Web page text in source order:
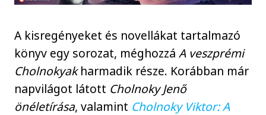
A kisregényeket és novellákat tartalmazó
könyv egy sorozat, méghozzá A veszprémi
Cholnokyakharmadik része. Korábban már
napvilágot látott Cholnoky Jenő
önéletírása, valamint Cholnoky Viktor: A